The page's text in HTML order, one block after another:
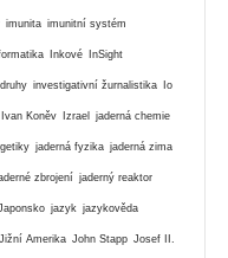
imunita imunitní systém
Inkové InSight
investigativní žurnalistika Io
Ivan Koněv Izrael jaderná chemie
jaderná fyzika jaderná zima
zbrojení jaderný reaktor
jazyk jazykověda
Jižní Amerika John Stapp Josef II.